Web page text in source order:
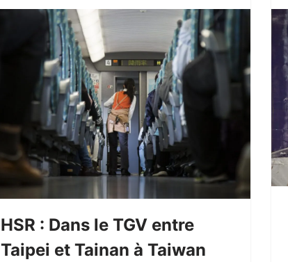
HSR : Dans le TGV entre
Taipei et Tainan à Taiwan